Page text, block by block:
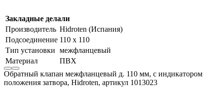
Закладные делали
Производитель Hidroten (Испания)
Подсоединение 110 х 110
Тип установки межфланцевый
Материал
ПВХ
Обратный клапан межфланцевый д. 110 мм, с индикатором
положения затвора, Hidroten, артикул 1013023